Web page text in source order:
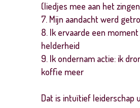
(liedjes mee aan het
Mijn aandacht werd
Ik ervaarde een moment
helderheid
Ik ondernam actie: ik
koffie meer
Dat is intuïtief leiderschap